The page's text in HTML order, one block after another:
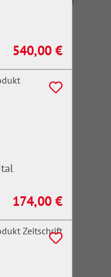
Regulärer Preis:
540,00 €
Regulärer Preis:
174,00 €